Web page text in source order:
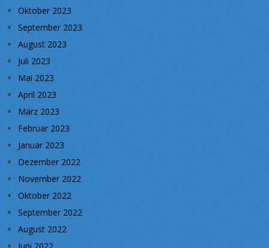
Oktober 2023
September 2023
August 2023
Juli 2023
Mai 2023
April 2023
März 2023
Februar 2023
Januar 2023
Dezember 2022
November 2022
Oktober 2022
September 2022
August 2022